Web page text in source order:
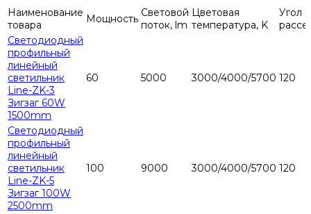
Наименование
товара
Мощность Световой
поток, lm
Цветовая
температура, K
Угол
Светодиодный
профильный
линейный
светильник
Line-ZK-3
Зигзаг 60W
1500mm
60 5000 3000/4000/5700 120
Светодиодный
профильный
линейный
светильник
Line-ZK-5
Зигзаг 100W
2500mm
100 9000 3000/4000/5700 120